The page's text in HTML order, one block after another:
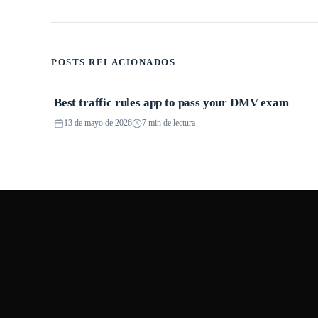
POSTS RELACIONADOS
Aplicaciones
Best traffic rules app to pass your DMV exam
13 de mayo de 2026 7 min de lectura